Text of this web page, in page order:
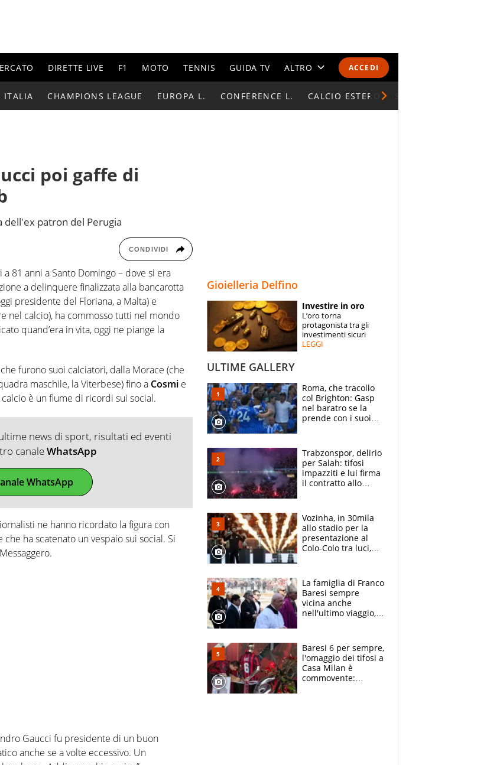
ACCEDI
DIRETTE LIVE F1 MOTO TENNIS GUIDA TV ALTRO
CALENDARI E CLASSIFICHE
ESPERTI
CONTATTI
ITALIA CHAMPIONS LEAGUE EUROPA L. CONFERENCE L. CALCIO ESTERO
poi gaffe di
dell'ex patron del Perugia
CONDIVIDI
a 81 anni a Santo Domingo – dove si era
a delinquere finalizzata alla bancarotta
presidente del Floriana, a Malta) e
nel calcio), ha commosso tutti nel mondo
quand’era in vita, oggi ne piange la
furono suoi calciatori, dalla Morace (che
maschile, la Viterbese) fino a Cosmi e
è un fiume di ricordi sui social.
news di sport, risultati ed eventi
canaleWhatsApp
WhatsApp
ne hanno ricordato la figura con
ha scatenato un vespaio sui social. Si
Gaucci fu presidente di un buon
anche se a volte eccessivo. Un
Gioielleria Delfino
Investire in oro
L’oro torna
protagonista tra gli
investimenti sicuri
LEGGI
ULTIME GALLERY
Roma, che tracollo
col Brighton: Gasp
nel baratro se la
prende con i suoi
Trabzonspor, delirio
per Salah: tifosi
impazziti e lui firma
il contratto allo
Vozinha, in 30mila
allo stadio per la
presentazione al
Colo-Colo tra luci,
La famiglia di Franco
Baresi sempre
vicina anche
nell'ultimo viaggio,
circondati
dall'affetto dei tifosi
Baresi 6 per sempre,
l'omaggio dei tifosi a
Casa Milan è
commovente: